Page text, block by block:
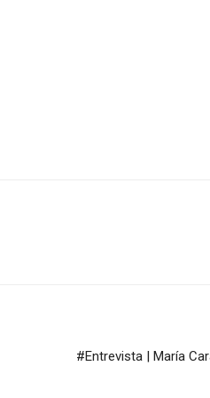
#Entrevista | María